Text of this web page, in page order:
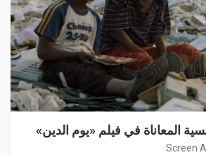
المعاناة في فيلم «يوم الدين»
Screen